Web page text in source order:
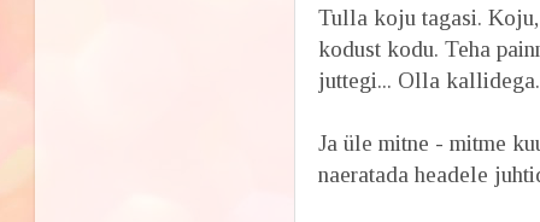
Tulla koju tagasi.
kodust kodu. Teha
juttegi... Olla
Ja üle mitne - mitme
naeratada headele